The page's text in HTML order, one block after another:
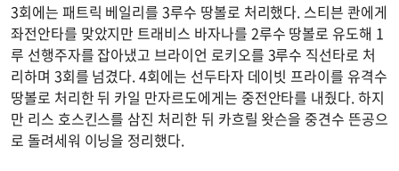
3회에는 패트릭 베일리를 3루수 땅볼로 처리했다. 스티븐 콴에게
좌전안타를 맞았지만 트래비스 바자나를 2루수 땅볼로 유도해 1
루 선행주자를 잡아냈고 브라이언 로키오를 3루수 직선타로 처
리하며 3회를 넘겼다. 4회에는 선두타자 데이빗 프라이를 유격수
땅볼로 처리한 뒤 카일 만자르도에게는 중전안타를 내줬다. 하지
만 리스 호스킨스를 삼진 처리한 뒤 카흐릴 왓슨을 중견수 뜬공으
로 돌려세워 이닝을 정리했다.